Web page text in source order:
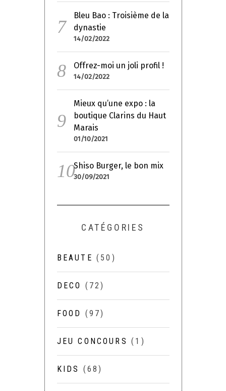
Bleu Bao : Troisième de la
dynastie
14/02/2022
Offrez-moi un joli profil !
14/02/2022
Mieux qu’une expo : la
boutique Clarins du Haut
Marais
01/10/2021
Shiso Burger, le bon mix
30/09/2021
CATÉGORIES
BEAUTE (50)
DECO (72)
FOOD (97)
JEU CONCOURS (1)
KIDS (68)